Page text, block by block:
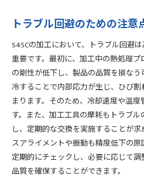
事例紹介：成功した高性
S45Cの剛性を最大限にする
最適な加工条件の設定
高剛性を維持するため
加工中の振動制御技術
革新的な加工プロセス
加工後の仕上げ技術
実績ある具体的な技術
S45Cの剛性を維持するため
剛性維持のための加工前
トラブル回避のための注意
S45Cの加工において、トラブル回避
重要です。最初に、加工中の熱処理
の剛性が低下し、製品の品質を損な
冷することで内部応力が生じ、ひび
まります。そのため、冷却速度や温
す。また、加工工具の摩耗もトラブ
し、定期的な交換を実施することが
スアライメントや振動も精度低下の
定期的にチェックし、必要に応じて
品質を確保することができます。